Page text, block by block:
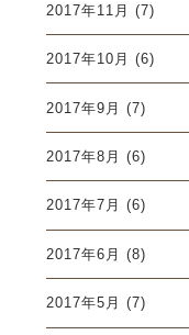
2017年11月 (7)
2017年10月 (6)
2017年9月 (7)
2017年8月 (6)
2017年7月 (6)
2017年6月 (8)
2017年5月 (7)